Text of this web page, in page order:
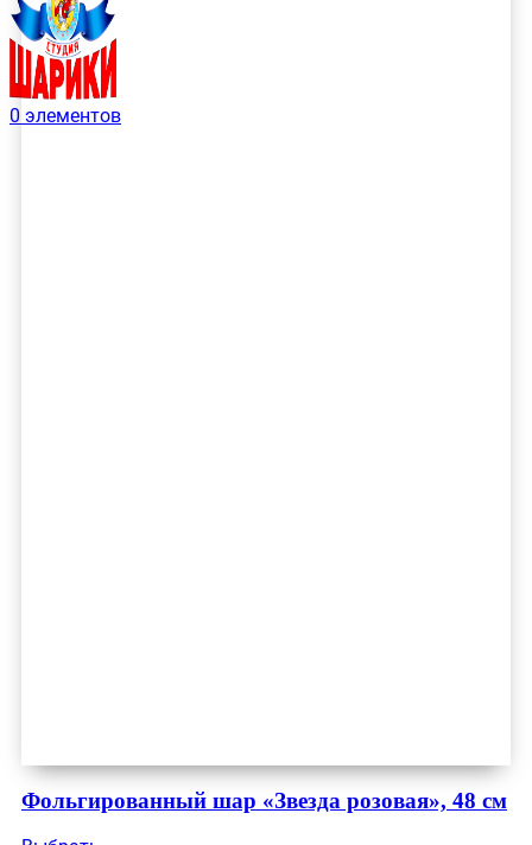
0 элементов
Фольгированный шар «Звезда розовая», 48 см